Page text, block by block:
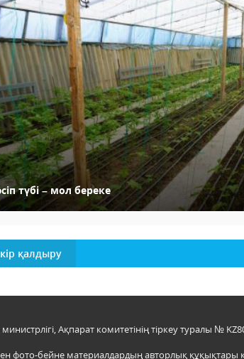
түбі – мол береке
қалдыру
Ақпарат комитетінің тіркеу туралы №
фото-бейне материалдардың авторлық құқықтары